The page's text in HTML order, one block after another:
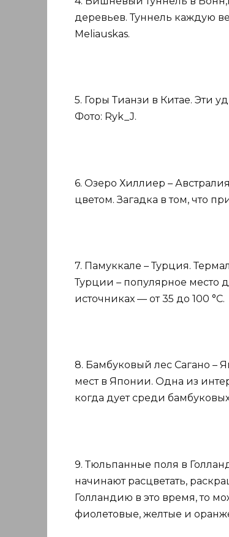
деревьев. Туннель каждую
Meliauskas.
5. Горы Тианзи в Китае. Эти
Фото: Ryk_J.
6. Озеро Хиллиер –
цветом. Загадка в том, что
7. Памуккале – Турция.
Турции – популярное место
источниках — от 35 до 100 °C.
8. Бамбуковый лес Сагано –
мест в Японии. Одна из
когда дует среди
9. Тюльпанные поля в
начинают расцветать,
Голландию в это время, то
фиолетовые, желтые и